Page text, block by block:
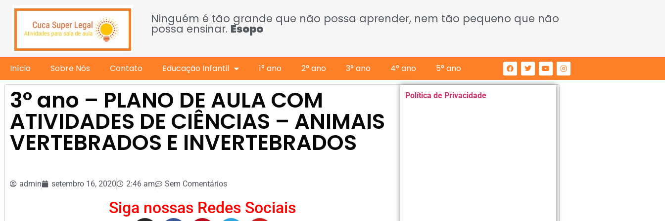
Ninguém é tão grande que não possa aprender, nem tão pequeno que não
possa ensinar. Esopo
Início Sobre Nós Contato Educação Infantil 1° ano 2° ano 3° ano 4° ano 5° ano
3º ano – PLANO DE AULA COM
ATIVIDADES DE CIÊNCIAS – ANIMAIS
VERTEBRADOS E INVERTEBRADOS
admin setembro 16, 2020 2:46 am Sem Comentários
Siga nossas Redes Sociais
Política de Privacidade